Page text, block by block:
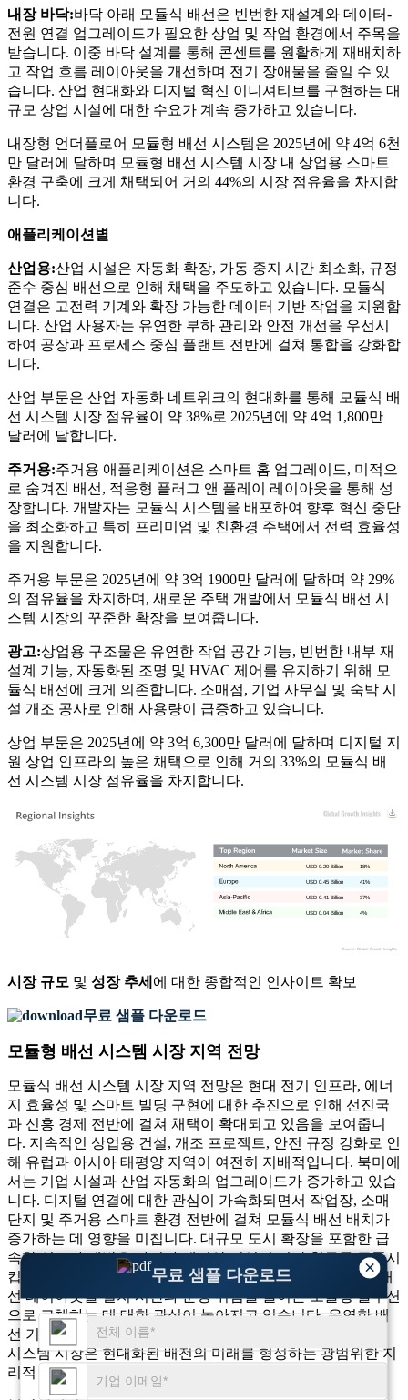
×
무료 샘플 다운로드
내장 바닥:바닥 아래 모듈식 배선은 빈번한 재설계와 데이터-
전원 연결 업그레이드가 필요한 상업 및 작업 환경에서 주목을
받습니다. 이중 바닥 설계를 통해 콘센트를 원활하게 재배치하
고 작업 흐름 레이아웃을 개선하며 전기 장애물을 줄일 수 있
습니다. 산업 현대화와 디지털 혁신 이니셔티브를 구현하는 대
규모 상업 시설에 대한 수요가 계속 증가하고 있습니다.
내장형 언더플로어 모듈형 배선 시스템은 2025년에 약 4억 6천
만 달러에 달하며 모듈형 배선 시스템 시장 내 상업용 스마트
환경 구축에 크게 채택되어 거의 44%의 시장 점유율을 차지합
니다.
애플리케이션별
산업용:산업 시설은 자동화 확장, 가동 중지 시간 최소화, 규정
준수 중심 배선으로 인해 채택을 주도하고 있습니다. 모듈식
연결은 고전력 기계와 확장 가능한 데이터 기반 작업을 지원합
니다. 산업 사용자는 유연한 부하 관리와 안전 개선을 우선시
하여 공장과 프로세스 중심 플랜트 전반에 걸쳐 통합을 강화합
니다.
산업 부문은 산업 자동화 네트워크의 현대화를 통해 모듈식 배
선 시스템 시장 점유율이 약 38%로 2025년에 약 4억 1,800만
달러에 달합니다.
주거용:주거용 애플리케이션은 스마트 홈 업그레이드, 미적으
로 숨겨진 배선, 적응형 플러그 앤 플레이 레이아웃을 통해 성
장합니다. 개발자는 모듈식 시스템을 배포하여 향후 혁신 중단
을 최소화하고 특히 프리미엄 및 친환경 주택에서 전력 효율성
을 지원합니다.
주거용 부문은 2025년에 약 3억 1900만 달러에 달하며 약 29%
의 점유율을 차지하며, 새로운 주택 개발에서 모듈식 배선 시
스템 시장의 꾸준한 확장을 보여줍니다.
광고:상업용 구조물은 유연한 작업 공간 기능, 빈번한 내부 재
설계 기능, 자동화된 조명 및 HVAC 제어를 유지하기 위해 모
듈식 배선에 크게 의존합니다. 소매점, 기업 사무실 및 숙박 시
설 개조 공사로 인해 사용량이 급증하고 있습니다.
상업 부문은 2025년에 약 3억 6,300만 달러에 달하며 디지털 지
원 상업 인프라의 높은 채택으로 인해 거의 33%의 모듈식 배
선 시스템 시장 점유율을 차지합니다.
4%
USD 0.04 Billion
37%
USD 0.41 Billion
41%
USD 0.45 Billion
18%
USD 0.20 Billion
시장 규모 및 성장 추세 에 대한 종합적인 인사이트 확보
무료 샘플 다운로드
모듈형 배선 시스템 시장 지역 전망
모듈식 배선 시스템 시장 지역 전망은 현대 전기 인프라, 에너
지 효율성 및 스마트 빌딩 구현에 대한 추진으로 인해 선진국
과 신흥 경제 전반에 걸쳐 채택이 확대되고 있음을 보여줍니
다. 지속적인 상업용 건설, 개조 프로젝트, 안전 규정 강화로 인
해 유럽과 아시아 태평양 지역이 여전히 지배적입니다. 북미에
서는 기업 시설과 산업 자동화의 업그레이드가 증가하고 있습
니다. 디지털 연결에 대한 관심이 가속화되면서 작업장, 소매
단지 및 주거용 스마트 환경 전반에 걸쳐 모듈식 배선 배치가
증가하는 데 영향을 미칩니다. 대규모 도시 확장을 포함한 급
속한 인프라 개발은 아시아 태평양 지역의 시장 침투를 증폭시
킵니다. 한편 라틴 아메리카, 중동 및 아프리카에서는 기존 배
선 레이아웃을 설치 시간과 운영 위험을 줄이는 모듈형 솔루션
으로 교체하는 데 대한 관심이 높아지고 있습니다. 유연한 배
선 기술을 향한 지원적인 글로벌 움직임을 통해 모듈식 배선
시스템 시장은 현대화된 배전의 미래를 형성하는 광범위한 지
리적 확장을 보고 있습니다.